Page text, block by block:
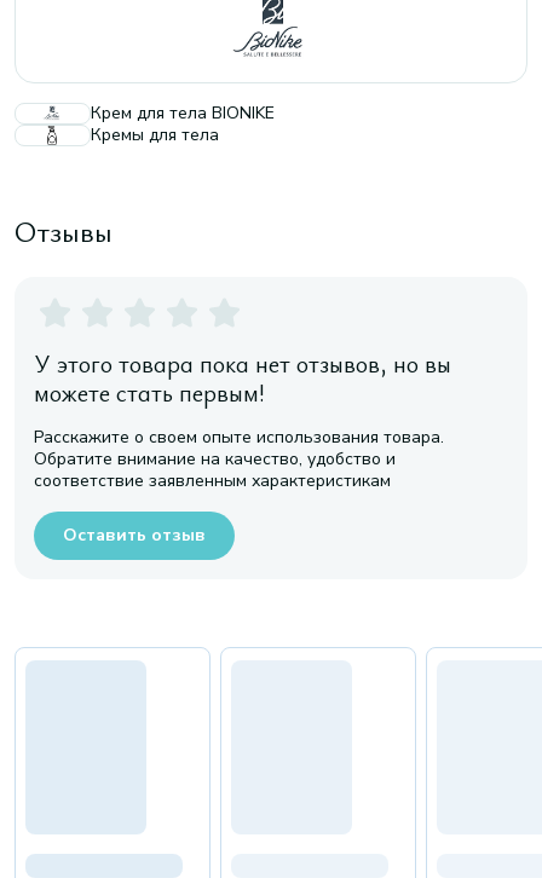
Крем для тела BIONIKE
Кремы для тела
Отзывы
У этого товара пока нет отзывов, но вы
можете стать первым!
Расскажите о своем опыте использования товара.
Обратите внимание на качество, удобство и
соответствие заявленным характеристикам
Оставить отзыв